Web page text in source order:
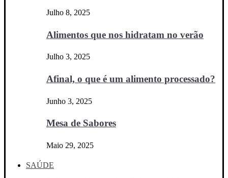
Julho 8, 2025
Alimentos que nos hidratam no verão
Julho 3, 2025
Afinal, o que é um alimento processado?
Junho 3, 2025
Mesa de Sabores
Maio 29, 2025
SAÚDE